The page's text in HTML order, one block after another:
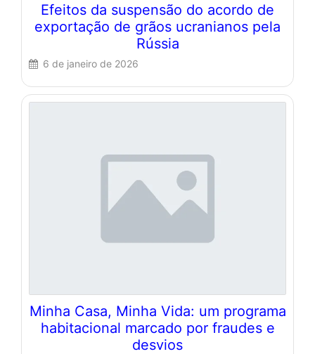
Efeitos da suspensão do acordo de
exportação de grãos ucranianos pela
Rússia
6 de janeiro de 2026
Minha Casa, Minha Vida: um programa
habitacional marcado por fraudes e
desvios